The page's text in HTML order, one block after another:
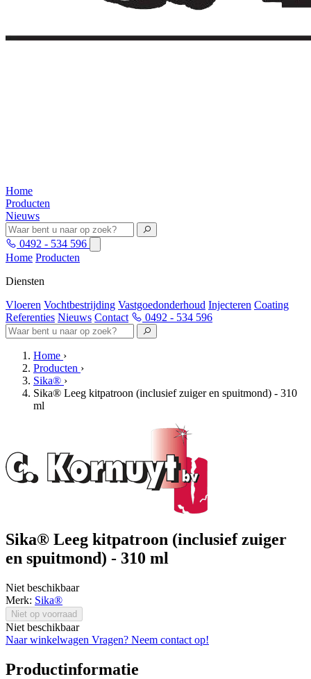
Home
Producten
Nieuws
0492 - 534 596
Home Producten
Diensten
Vloeren Vochtbestrijding Vastgoedonderhoud Injecteren Coating
Referenties Nieuws Contact 0492 - 534 596
Home ›
Producten ›
Sika® ›
Sika® Leeg kitpatroon (inclusief zuiger en spuitmond) - 310
ml
Sika® Leeg kitpatroon (inclusief zuiger
en spuitmond) - 310 ml
Niet beschikbaar
Merk: Sika®
Niet op voorraad
Niet beschikbaar
Naar winkelwagen Vragen? Neem contact op!
Productinformatie